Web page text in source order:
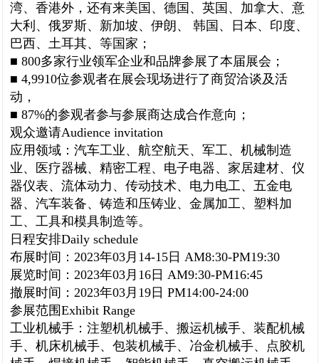
湾、香港外，还有来美国、德国、英国、加拿大、意
大利、俄罗斯、新加坡、伊朗、 韩国、日本、印度、
巴西、土耳其、等国家；
■ 800多家行业领军企业和品牌参展了本届展会；
■ 4,9910位参观者在展会现场进行了商贸洽谈及活
动，
■ 87%的参观者参与参展商达成合作意向；
观众邀请Audience invitation
应用领域：汽车工业、航空航天、军工、机械制造
业、医疗器械、精密工程、电子电器、家居建材、仪
器仪表、流体动力、传动技术、电力电工、五金电
器、汽车装备、铸造和压铸业、金属加工、塑料加
工、工具和模具制造等。
日程安排Daily schedule
布展时间： 2023年03月 14-15 日 AM8:30-PM19:30
展览时间： 2023年03月 16 日 AM9:30-PM16:45
撤展时间： 2023年03月 19 日 PM14:00-24:00
参展范围 Exhibit Range
工业机械手：注塑机机械手、搬运机械手、装配机械
手、机床机械手、包装机械手、冶金机械手、点胶机